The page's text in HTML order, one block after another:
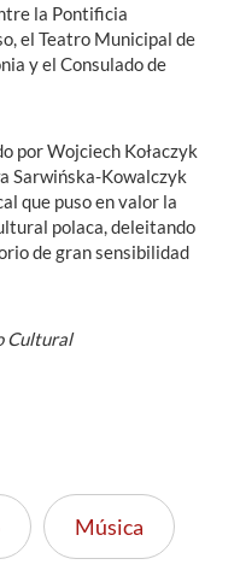
la Pontificia
el Teatro Municipal de
y el Consulado de
por Wojciech Kołaczyk
Sarwińska-Kowalczyk
que puso en valor la
polaca, deleitando
de gran sensibilidad
Cultural
Música